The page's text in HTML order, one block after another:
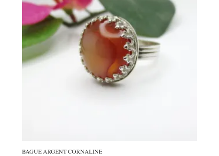
BAGUE ARGENT CORNALINE